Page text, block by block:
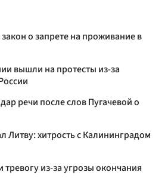
о запрете на проживание в
вышли на протесты из-за
речи после слов Пугачевой о
Литву: хитрость с Калининградом
тревогу из-за угрозы окончания